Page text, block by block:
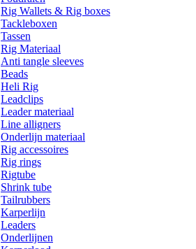
Rig Wallets & Rig boxes
Tackleboxen
Tassen
Rig Materiaal
Anti tangle sleeves
Beads
Heli Rig
Leadclips
Leader materiaal
Line alligners
Onderlijn materiaal
Rig accessoires
Rig rings
Rigtube
Shrink tube
Tailrubbers
Karperlijn
Leaders
Onderlijnen